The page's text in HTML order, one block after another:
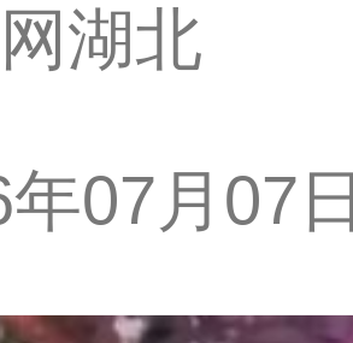
湖北
07月07